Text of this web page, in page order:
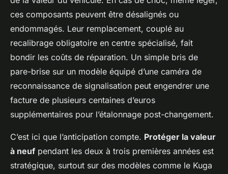
ces composants peuvent être désalignés ou
endommagés. Leur remplacement, couplé au
recalibrage obligatoire en centre spécialisé, fait
bondir les coûts de réparation. Un simple bris de
pare-brise sur un modèle équipé d’une caméra de
reconnaissance de signalisation peut engendrer une
facture de plusieurs centaines d’euros
supplémentaires pour l’étalonnage post-changement.
C’est ici que l’anticipation compte. Protéger la valeur
à neuf pendant les deux à trois premières années est
stratégique, surtout sur des modèles comme le Kuga